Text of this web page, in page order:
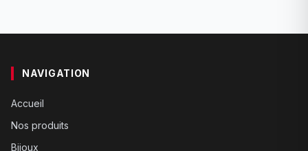
NAVIGATION
Accueil
Nos produits
Bijoux